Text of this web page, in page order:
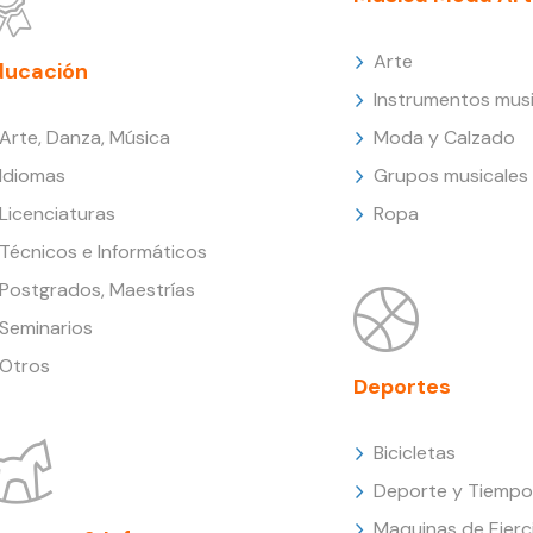
Danza, Música
e Informáticos
Maestrías
Arte
Instrumentos
Moda y Calzado
Grupos musicales
Ropa
Deportes
Bicicletas
Deporte y